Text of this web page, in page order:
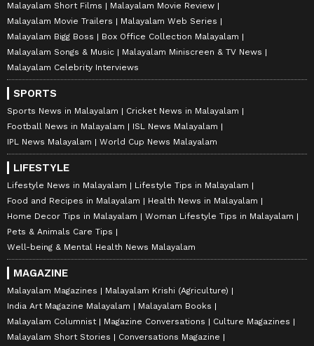
Malayalam Short Films
Malayalam Movie Review
Malayalam Movie Trailers
Malayalam Web Series
Malayalam Bigg Boss
Box Office Collection Malayalam
Malayalam Songs & Music
Malayalam Miniscreen & TV News
Malayalam Celebrity Interviews
SPORTS
Sports News in Malayalam
Cricket News in Malayalam
Football News in Malayalam
ISL News Malayalam
IPL News Malayalam
World Cup News Malayalam
LIFESTYLE
Lifestyle News in Malayalam
Lifestyle Tips in Malayalam
Food and Recipes in Malayalam
Health News in Malayalam
Home Decor Tips in Malayalam
Woman Lifestyle Tips in Malayalam
Pets & Animals Care Tips
Well-being & Mental Health News Malayalam
MAGAZINE
Malayalam Magazines
Malayalam Krishi (Agriculture)
India Art Magazine Malayalam
Malayalam Books
Malayalam Columnist
Magazine Conversations
Culture Magazines
Malayalam Short Stories
Conversations Magazine